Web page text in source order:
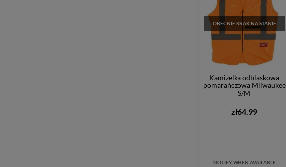
OBECNIE BRAK NA STANIE
Kamizelka odblaskowa
pomarańczowa Milwaukee
S/M
zł64.99
NOTIFY WHEN AVAILABLE